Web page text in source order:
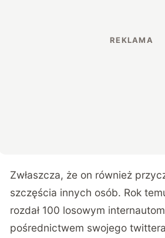
Zwłaszcza, że on również
szczęścia innych osób. Rok
rozdał 100 losowym
pośrednictwem swojego